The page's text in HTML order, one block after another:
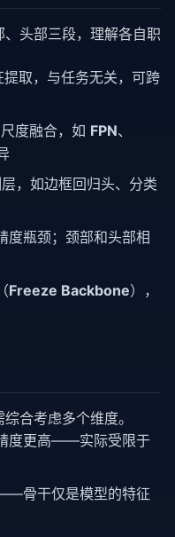
头部三段，理解各自职
取，与任务无关，可跨
度融合，如 FPN、
，如边框回归头、分类
度瓶颈；颈部和头部相
Freeze Backbone），
合考虑多个维度。
度更高——实际受限于
骨干仅是模型的特征